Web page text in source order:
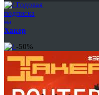
Годовая
подписка
на
Хакер
-50%